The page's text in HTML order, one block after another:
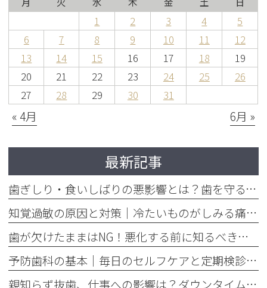
1 2 3 4
5
6
7 8 9 10 11
12
13
14 15 16 17 18
19
20
21 22 23 24 25
26
27
28 29 30 31
« 4月 6月 »
最新記事
歯ぎしり・食いしばりの悪影響とは？歯を守るマウスピースの役割
知覚過敏の原因と対策｜冷たいものがしみる痛みを今すぐ和らげる方法
歯が欠けたままはNG！悪化する前に知るべき応急処置と歯医者での治療
予防歯科の基本｜毎日のセルフケアと定期検診で将来の歯を守る方法
親知らず抜歯、仕事への影響は？ダウンタイムと抜く基準を解説